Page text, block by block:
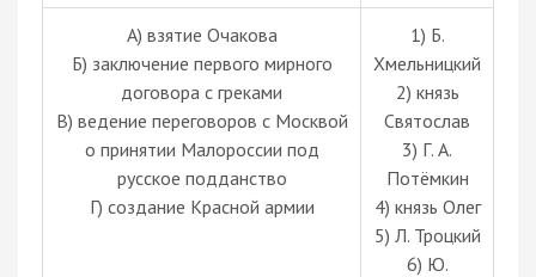
A) взятие Очакова
Б) заключение первого мирного
договора с греками
В) ведение переговоров с Москвой
о принятии Малороссии под
русское подданство
Г) создание Красной армии
1) Б.
Хмельницкий
2) князь
Святослав
3) Г. А.
Потёмкин
4) князь Олег
5) Л. Троцкий
6) Ю.